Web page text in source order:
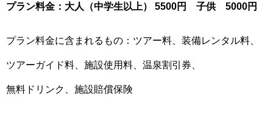
プラン料金：大人（中学生以上） 5500円 子供 5000円
プラン料金に含まれるもの：ツアー料、装備レンタル料、
ツアーガイド料、施設使用料、温泉割引券、
無料ドリンク、施設賠償保険